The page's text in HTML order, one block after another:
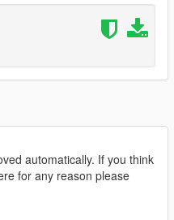
automatically. If you think
for any reason please